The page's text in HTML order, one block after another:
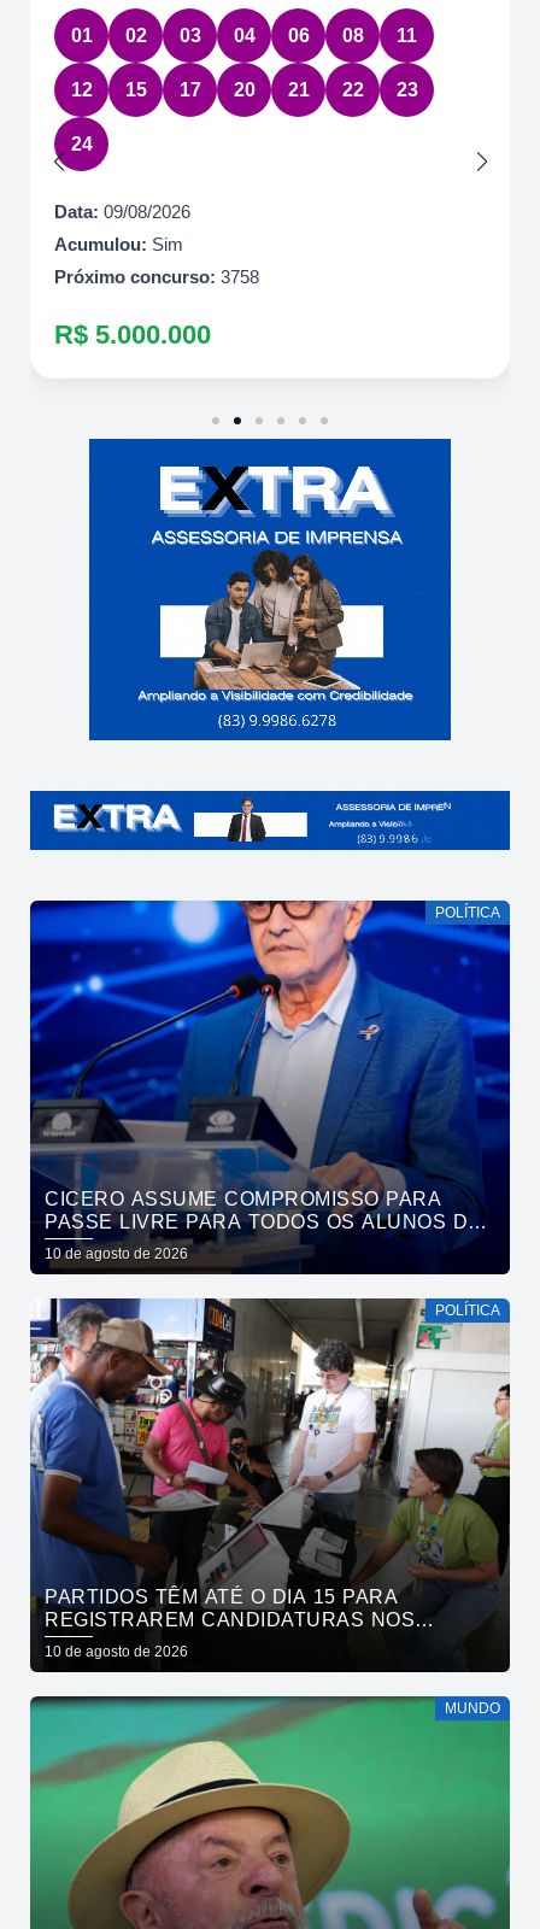
01 02 03 04 06 08 11
12 15 17 20 21 22 23
24
Data: 09/08/2026
Acumulou: Sim
Próximo concurso: 3758
R$ 5.000.000
POLÍTICA
CICERO ASSUME COMPROMISSO PARA
PASSE LIVRE PARA TODOS OS ALUNOS DAS
REDES PÚBLICAS
10 de agosto de 2026
POLÍTICA
PARTIDOS TÊM ATÉ O DIA 15 PARA
REGISTRAREM CANDIDATURAS NOS
TRIBUNAIS
10 de agosto de 2026
MUNDO